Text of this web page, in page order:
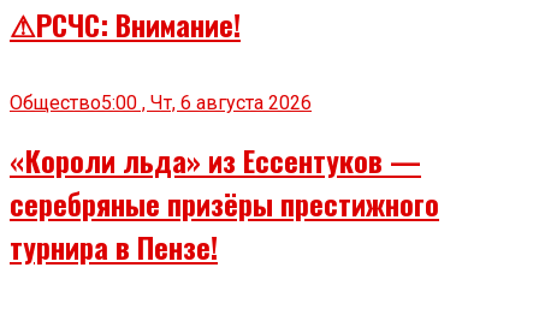
⚠РСЧС: Внимание!
Общество5:00 , Чт, 6 августа 2026
«Короли льда» из Ессентуков —
серебряные призёры престижного
турнира в Пензе!